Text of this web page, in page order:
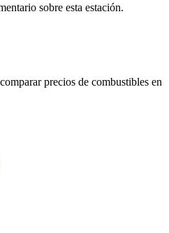
sobre esta estación.
precios de combustibles en